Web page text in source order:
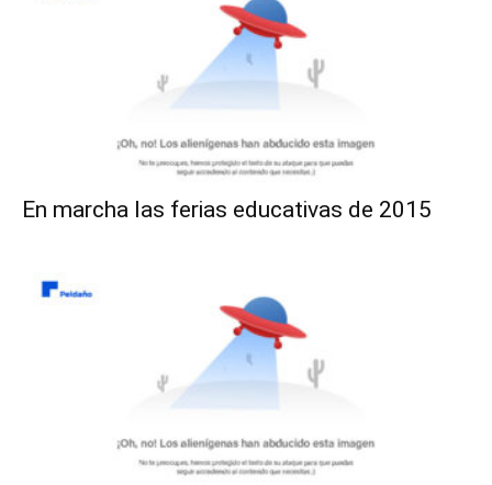
En marcha las ferias educativas de 2015